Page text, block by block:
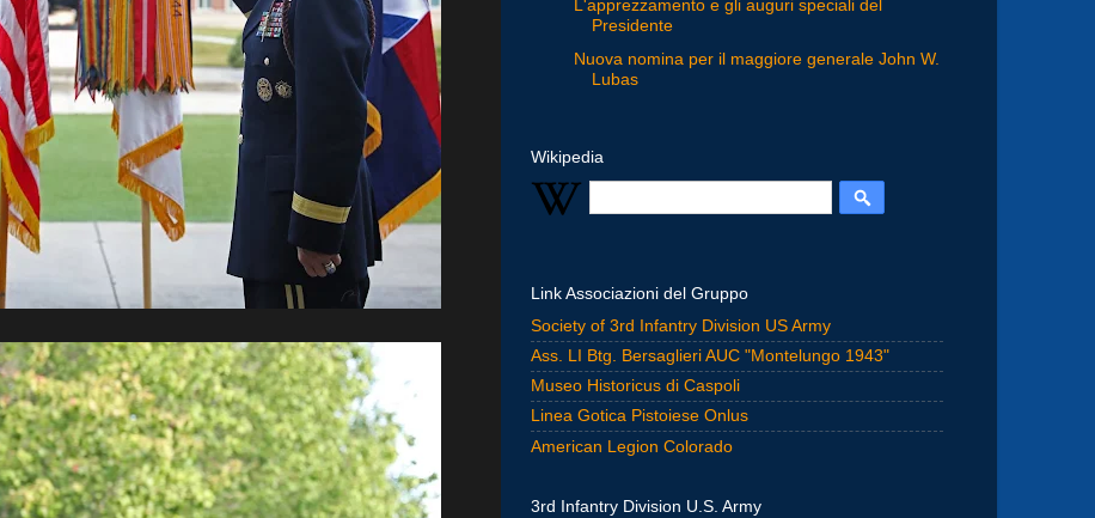
L'apprezzamento e gli auguri speciali del
Presidente
Nuova nomina per il maggiore generale John W.
Lubas
Wikipedia
Link Associazioni del Gruppo
Society of 3rd Infantry Division US Army
Ass. LI Btg. Bersaglieri AUC "Montelungo 1943"
Museo Historicus di Caspoli
Linea Gotica Pistoiese Onlus
American Legion Colorado
3rd Infantry Division U.S. Army